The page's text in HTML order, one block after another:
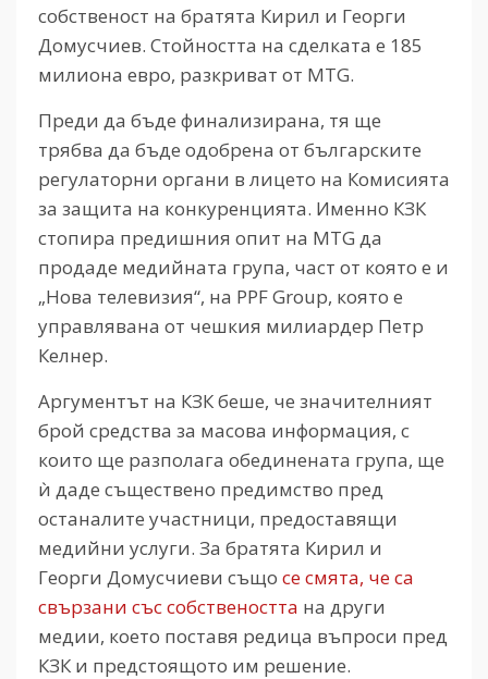
собственост на братята Кирил и Георги
Домусчиев. Стойността на сделката е 185
милиона евро, разкриват от MTG.
Преди да бъде финализирана, тя ще
трябва да бъде одобрена от българските
регулаторни органи в лицето на Комисията
за защита на конкуренцията. Именно КЗК
стопира предишния опит на MTG да
продаде медийната група, част от която е и
„Нова телевизия“, на PPF Group, която е
управлявана от чешкия милиардер Петр
Келнер.
Аргументът на КЗК беше, че значителният
брой средства за масова информация, с
които ще разполага обединената група, ще
ѝ даде съществено предимство пред
останалите участници, предоставящи
медийни услуги. За братята Кирил и
Георги Домусчиеви също се смята, че са
свързани със собствеността на други
медии, което поставя редица въпроси пред
КЗК и предстоящото им решение.